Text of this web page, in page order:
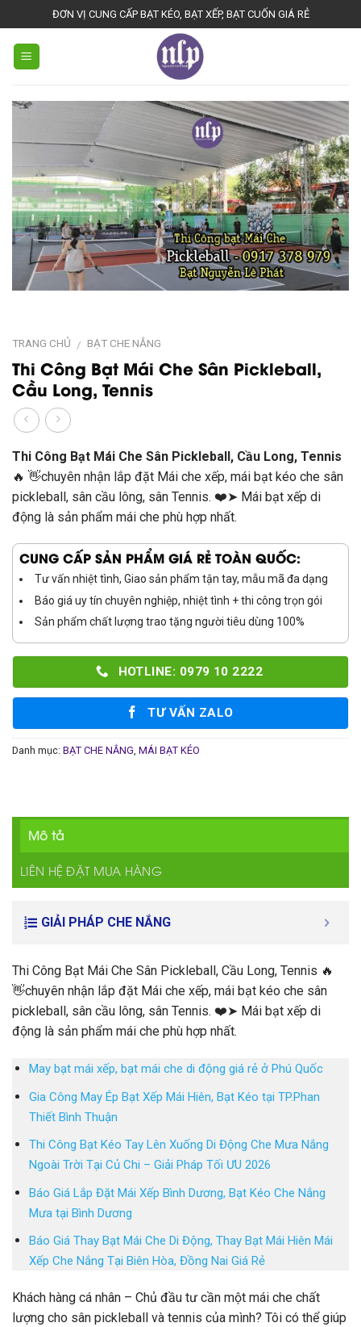
to
content
ĐƠN VỊ CUNG CẤP BẠT KÉO, BẠT XẾP, BẠT CUỐN GIÁ RẺ
TRANG CHỦ / BẠT CHE NẮNG
Thi Công Bạt Mái Che Sân Pickleball,
Cầu Long, Tennis
Thi Công Bạt Mái Che Sân Pickleball, Cầu Long, Tennis
🔥 👋chuyên nhận lắp đặt Mái che xếp, mái bạt kéo che sân
pickleball, sân cầu lông, sân Tennis. ❤️➤ Mái bạt xếp di
động là sản phẩm mái che phù hợp nhất.
CUNG CẤP SẢN PHẨM GIÁ RẺ TOÀN QUỐC:
Tư vấn nhiệt tình, Giao sản phẩm tận tay, mẫu mã đa dạng
Báo giá uy tín chuyên nghiệp, nhiệt tình + thi công trọn gói
Sản phẩm chất lượng trao tặng người tiêu dùng 100%
HOTLINE: 0979 10 2222
TƯ VẤN ZALO
Danh mục: BẠT CHE NẮNG MÁI BẠT KÉO
Mô tả
LIÊN HỆ ĐẶT MUA HÀNG
GIẢI PHÁP CHE NẮNG
Thi Công Bạt Mái Che Sân Pickleball, Cầu Long, Tennis 🔥
👋chuyên nhận lắp đặt Mái che xếp, mái bạt kéo che sân
pickleball, sân cầu lông, sân Tennis. ❤️➤ Mái bạt xếp di
động là sản phẩm mái che phù hợp nhất.
May bạt mái xếp, bạt mái che di động giá rẻ ở Phú Quốc
Gia Công May Ép Bạt Xếp Mái Hiên, Bạt Kéo tại TP.Phan
Thiết Bình Thuận
Thi Công Bạt Kéo Tay Lên Xuống Di Động Che Mưa Nắng
Ngoài Trời Tại Củ Chi – Giải Pháp Tối ƯU 2026
Báo Giá Lắp Đặt Mái Xếp Bình Dương, Bạt Kéo Che Nắng
Mưa tại Bình Dương
Báo Giá Thay Bạt Mái Che Di Động, Thay Bạt Mái Hiên Mái
Xếp Che Nắng Tại Biên Hòa, Đồng Nai Giá Rẻ
Khách hàng cá nhân – Chủ đầu tư cần một mái che chất
lượng cho sân pickleball và tennis của mình? Tôi có thể giúp